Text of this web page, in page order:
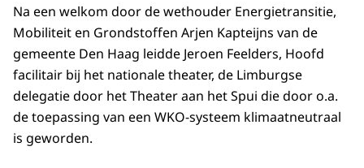
Na een welkom door de wethouder Energietransitie,
Mobiliteit en Grondstoffen Arjen Kapteijns van de
gemeente Den Haag leidde Jeroen Feelders, Hoofd
facilitair bij het nationale theater, de Limburgse
delegatie door het Theater aan het Spui die door o.a.
de toepassing van een WKO-systeem klimaatneutraal
is geworden.